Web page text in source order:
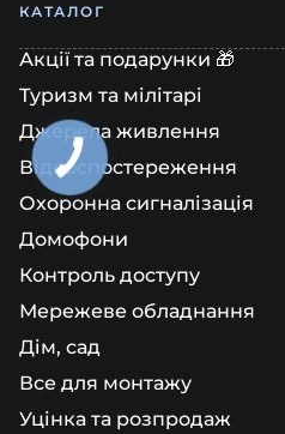
КАТАЛОГ
Акції та подарунки 🎁
Туризм та мілітарі
Джерела живлення
Відеоспостереження
Охоронна сигналізація
Домофони
Контроль доступу
Мережеве обладнання
Дім, сад
Все для монтажу
Уцінка та розпродаж